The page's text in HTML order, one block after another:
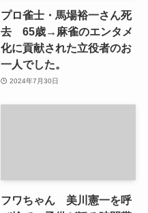
プロ雀士・馬場裕一さん死
去 65歳→麻雀のエンタメ
化に貢献された立役者のお
一人でした。
2024年7月30日
フワちゃん 美川憲一を呼